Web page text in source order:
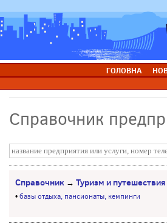
ГОЛОВНА
Справочник
Справочник → Туризм и путешествия
•базы отдыха, пансионаты, кемпинги